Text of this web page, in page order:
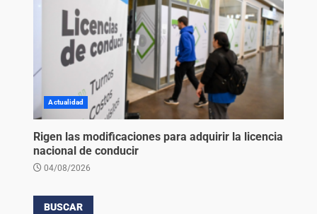
Actualidad
Rigen las modificaciones para adquirir la licencia
nacional de conducir
04/08/2026
BUSCAR